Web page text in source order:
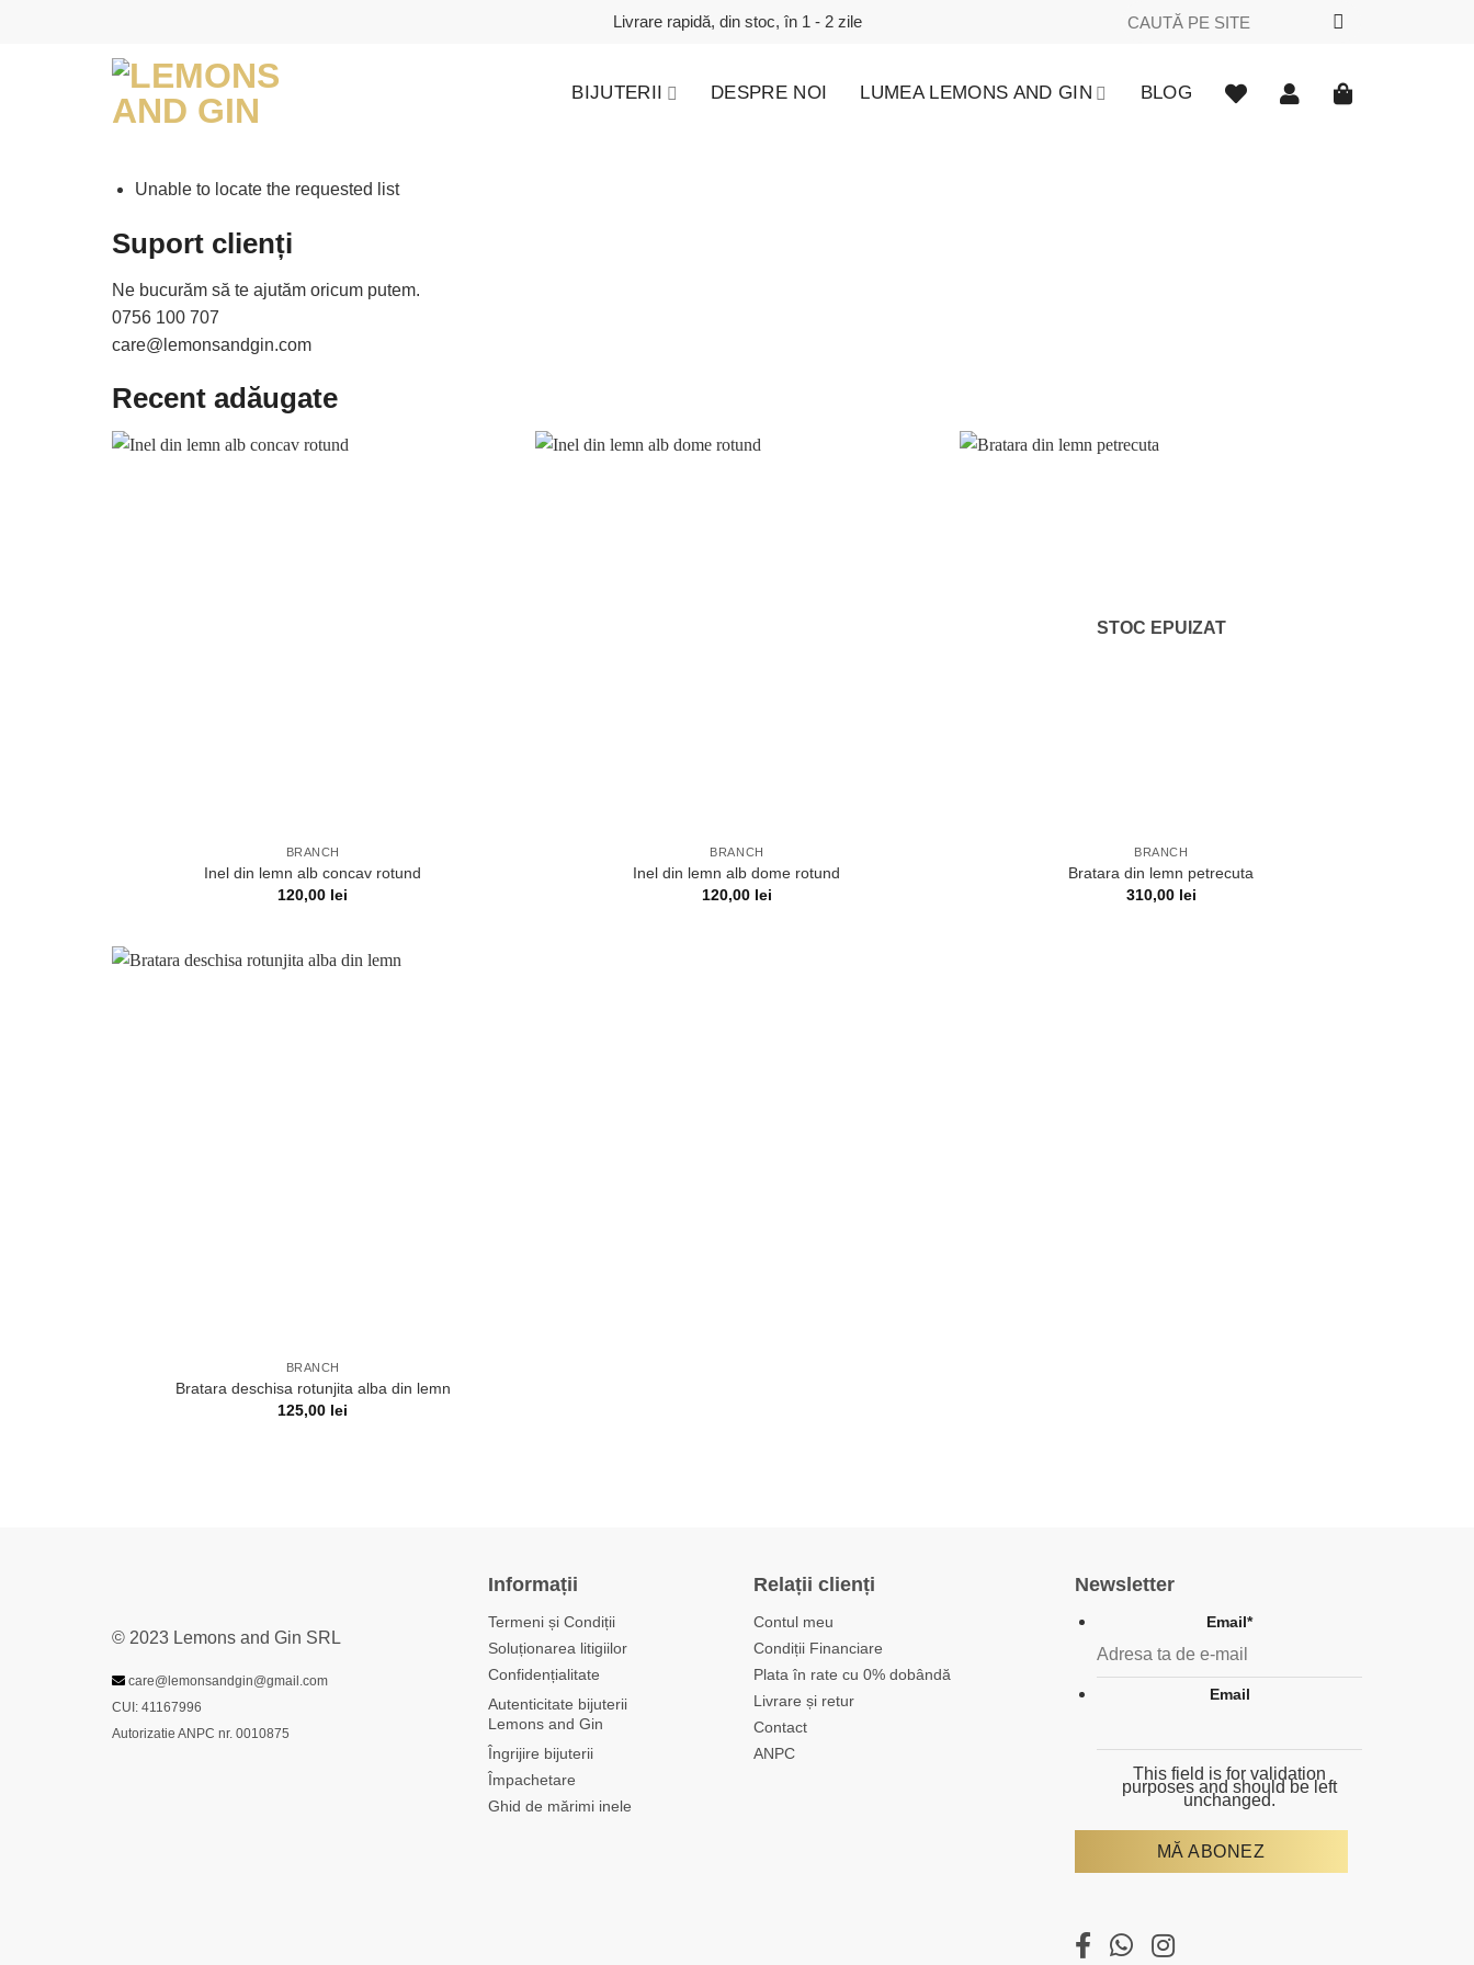
Livrare rapidă, din stoc, în 1 - 2 zile
Caută
BIJUTERII DESPRE NOI LUMEA LEMONS AND GIN BLOG
Unable to locate the requested list
Suport clienți
Ne bucurăm să te ajutăm oricum putem.
0756 100 707
care@lemonsandgin.com
Recent adăugate
BRANCH
Inel din lemn alb concav rotund
120,00 lei
BRANCH
Inel din lemn alb dome rotund
120,00 lei
STOC EPUIZAT
BRANCH
Bratara din lemn petrecuta
310,00 lei
BRANCH
Bratara deschisa rotunjita alba din lemn
125,00 lei
© 2023 Lemons and Gin SRL
care@lemonsandgin@gmail.com
CUI: 41167996
Autorizatie ANPC nr. 0010875
Informații
Termeni și Condiții
Soluționarea litigiilor
Confidențialitate
Autenticitate bijuterii
Lemons and Gin
Îngrijire bijuterii
Împachetare
Ghid de mărimi inele
Relații clienți
Contul meu
Condiții Financiare
Plata în rate cu 0% dobândă
Livrare și retur
Contact
ANPC
Newsletter
Email*
Email
This field is for validation
purposes and should be left
unchanged.